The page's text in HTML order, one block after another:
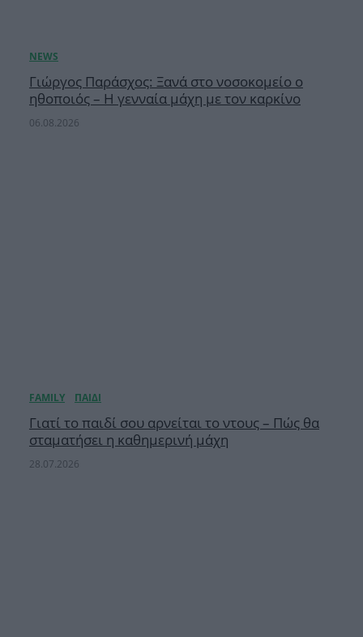
Γιώργος Παράσχος: Ξανά στο νοσοκομείο ο
ηθοποιός – Η γενναία μάχη με τον καρκίνο
06.08.2026
Γιατί το παιδί σου αρνείται το ντους – Πώς θα
σταματήσει η καθημερινή μάχη
28.07.2026